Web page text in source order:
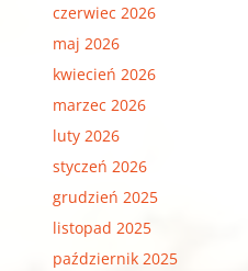
czerwiec 2026
maj 2026
kwiecień 2026
marzec 2026
luty 2026
styczeń 2026
grudzień 2025
listopad 2025
październik 2025